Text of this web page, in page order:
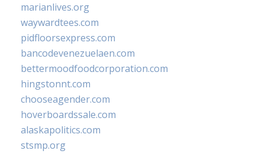
marianlives.org
waywardtees.com
pidfloorsexpress.com
bancodevenezuelaen.com
bettermoodfoodcorporation.com
hingstonnt.com
chooseagender.com
hoverboardssale.com
alaskapolitics.com
stsmp.org